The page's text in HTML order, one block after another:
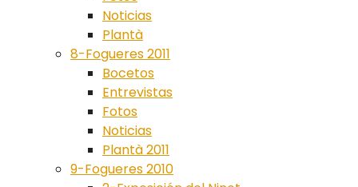
Noticias
Plantà
8-Fogueres 2011
Bocetos
Entrevistas
Fotos
Noticias
Plantà 2011
9-Fogueres 2010